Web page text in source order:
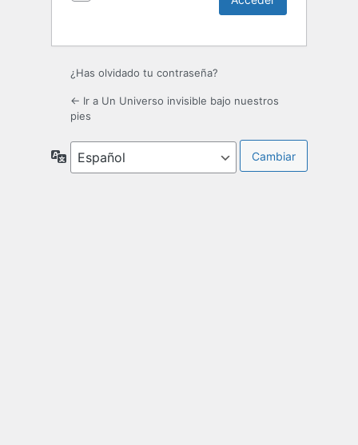
¿Has olvidado tu contraseña?
← Ir a Un Universo invisible bajo nuestros
pies
Idioma